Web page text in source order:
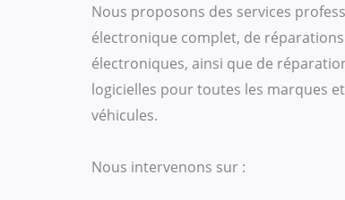
Nous proposons des services
électronique complet, de
électroniques, ainsi que de
logicielles pour toutes les marques
véhicules.
Nous intervenons sur :